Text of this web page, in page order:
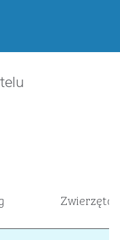
Zwierzęta